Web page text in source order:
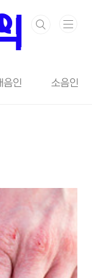
음인 소음인